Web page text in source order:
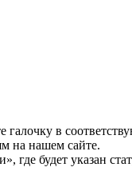
галочку в
на нашем сайте.
где будет указан